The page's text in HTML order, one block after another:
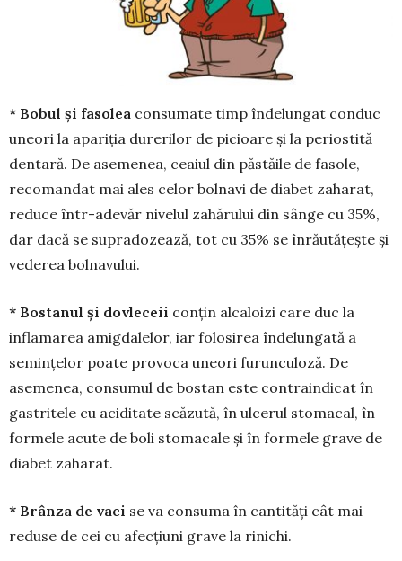
* Bobul și fasolea consumate timp îndelungat conduc
uneori la apariția durerilor de picioare și la periostită
dentară. De asemenea, ceaiul din păstăile de fasole,
recomandat mai ales celor bolnavi de diabet zaharat,
reduce într-adevăr nivelul zahărului din sânge cu 35%,
dar dacă se supradozează, tot cu 35% se înrăutățește și
vederea bolnavului.
* Bostanul și dovleceii conțin alcaloizi care duc la
inflamarea amigdalelor, iar folosirea înde­lungată a
semințelor poate provoca uneori furunculoză. De
asemenea, con­sumul de bostan este con­traindicat în
gastritele cu aciditate scăzută, în ulce­rul stomacal, în
formele acute de boli stomacale și în formele grave de
diabet zaharat.
* Brânza de vaci se va consuma în cantități cât mai
reduse de cei cu afecțiuni grave la rinichi.